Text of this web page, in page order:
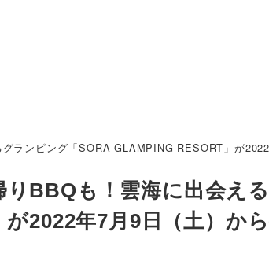
ランピング「SORA GLAMPING RESORT」が
りBBQも！雲海に出会え
2022年7月9日（土）か